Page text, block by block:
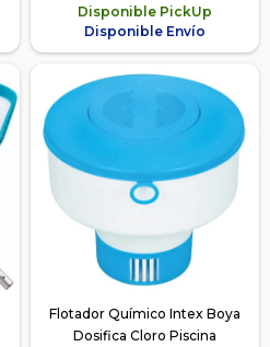
Disponible PickUp
Disponible Envío
Flotador Químico Intex Boya
Dosifica Cloro Piscina